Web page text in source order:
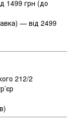
1499 грн (до
— від 2499
212/2